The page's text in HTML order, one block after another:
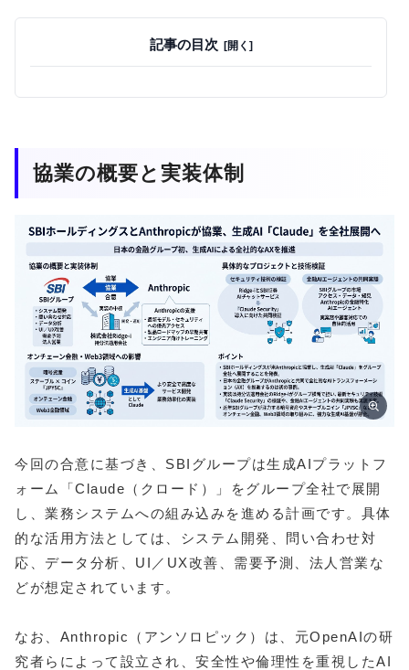
記事の目次
協業の概要と実装体制
今回の合意に基づき、SBIグループは生成AIプラットフ
ォーム「Claude（クロード）」をグループ全社で展開
し、業務システムへの組み込みを進める計画です。具体
的な活用方法としては、システム開発、問い合わせ対
応、データ分析、UI／UX改善、需要予測、法人営業な
どが想定されています。
なお、Anthropic（アンソロピック）は、元OpenAIの研
究者らによって設立され、安全性や倫理性を重視したAI